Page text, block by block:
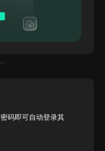
码即可自动登录其